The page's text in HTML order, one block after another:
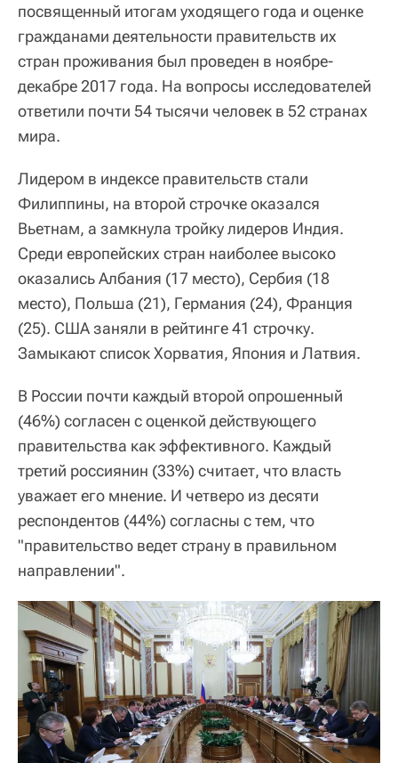
посвященный итогам уходящего года и оценке
гражданами деятельности правительств их
стран проживания был проведен в ноябре-
декабре 2017 года. На вопросы исследователей
ответили почти 54 тысячи человек в 52 странах
мира.
Лидером в индексе правительств стали
Филиппины, на второй строчке оказался
Вьетнам, а замкнула тройку лидеров Индия.
Среди европейских стран наиболее высоко
оказались Албания (17 место), Сербия (18
место), Польша (21), Германия (24), Франция
(25). США заняли в рейтинге 41 строчку.
Замыкают список Хорватия, Япония и Латвия.
В России почти каждый второй опрошенный
(46%) согласен с оценкой действующего
правительства как эффективного. Каждый
третий россиянин (33%) считает, что власть
уважает его мнение. И четверо из десяти
респондентов (44%) согласны с тем, что
"правительство ведет страну в правильном
направлении".